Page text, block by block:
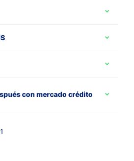
con mercado crédito